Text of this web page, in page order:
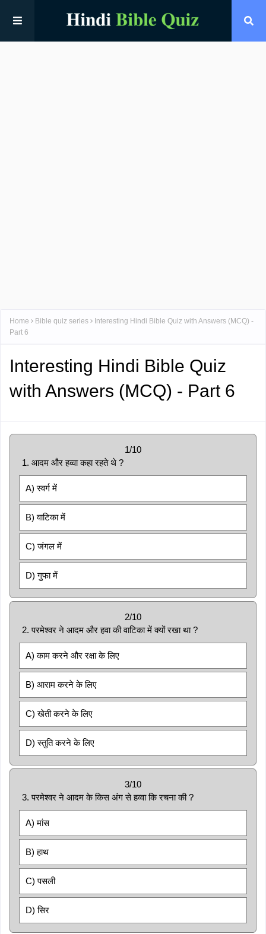
Home Bible quiz series
Interesting Hindi Bible Quiz with Answers (MCQ) -
Part 6
Interesting Hindi Bible Quiz
with Answers (MCQ) - Part 6
1/10
1. आदम और हव्वा कहा रहते थे ?
A) स्वर्ग में
B) वाटिका में
C) जंगल में
D) गुफा में
2/10
2. परमेश्वर ने आदम और हवा की वाटिका में क्यों रखा था ?
A) काम करने और रक्षा के लिए
B) आराम करने के लिए
C) खेती करने के लिए
D) स्तुति करने के लिए
3/10
3. परमेश्वर ने आदम के किस अंग से हव्वा कि रचना की ?
A) मांस
B) हाथ
C) पसली
D) सिर